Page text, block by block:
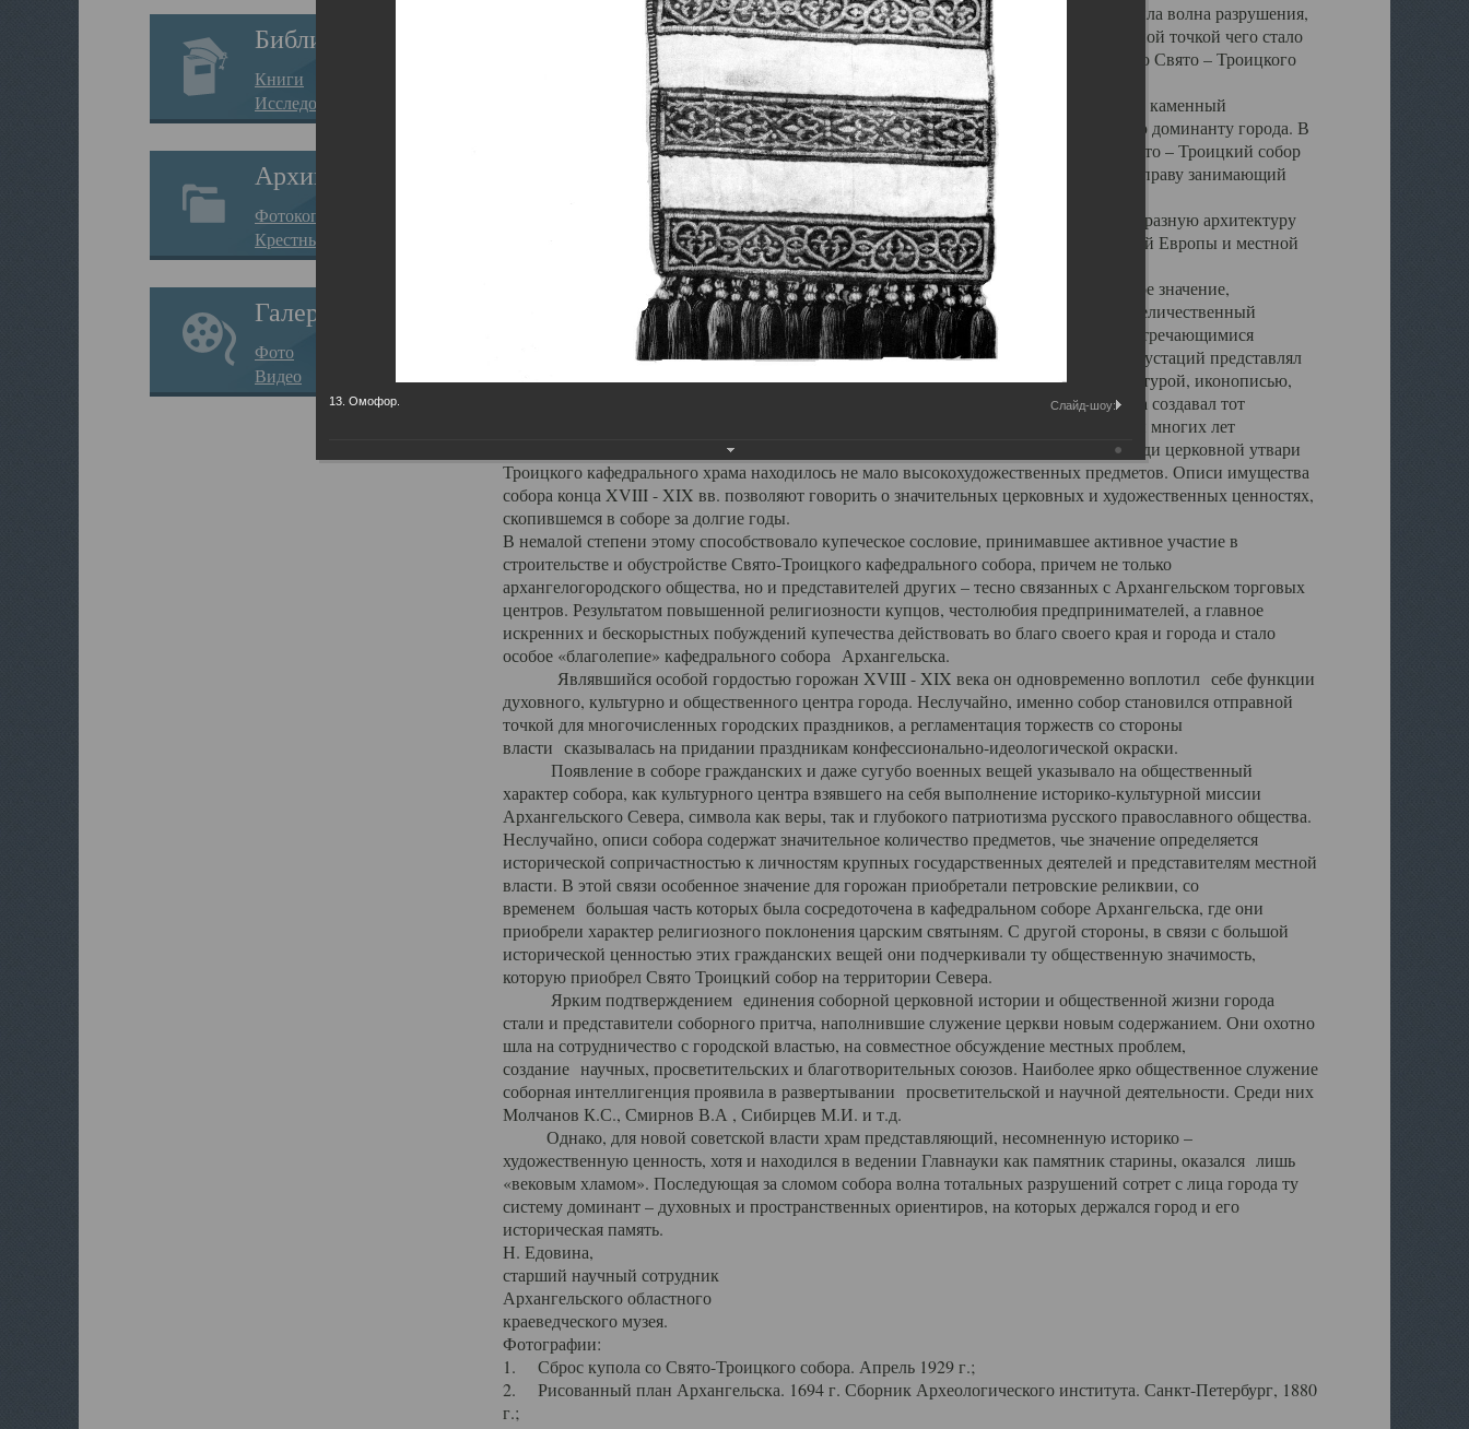
Библиотека
Книги
Исследования
Архив
Фотокопии дел
Крестные ходы
Галерея
Фото
Видео
выдающихся памятников архитектуры. Больше всего по старому Архангельску ударила волна разрушения,
вызванная борьбой с религией, набравшая особую силу в конце 20 –х годов. Отправной точкой чего стало
разрушение православного центра архангельской губернии - ансамбля кафедрального Свято – Троицкого
собора Архангельска.
Возникнув в начале XVIII века в центре Архангельска, величественный каменный
двухэтажный Троицкий собор, сразу превратился в зрительную и градостроительную доминанту города. В
XVIII веке по масштабам ему не было равных на Севере. Вплоть до разрушения Свято – Троицкий собор
оставался самым высоким и значительным из городских строений Архангельска, по праву занимающий
второе место, после гостиных дворов, в градостроительной картине Архангельска.
Один из самых больших и светлых соборов России воплотил в себе яркую и своеобразную архитектуру
портового города с отраженными в ней архитектурными течениями России, Западной Европы и местной
архангелогородской школы церковного зодчества.
Масштабность, благолепие и богатство собора, вполне оправдывали его кафедральное значение,
заслуженно выделяя из многочисленных культовых построек города. Обширный и величественный
иконостас украшенный колоннами ионического стиля, с единственными нигде не встречающимися
царскими вратами, изящным фронтоном и множеством резных, символических инкрустаций представлял
собой поистине художественную ценность. В совокупности же с живописью, скульптурой, иконописью,
шитьем, многочисленными предметами церковной утвари интерьер Троицкого храма создавал тот
неповторимый красочный ансамбль декоративного убранства собора, на протяжении многих лет
поражающий воображение своих посетителей. В соборной ризнице, библиотеке, среди церковной утвари
Троицкого кафедрального храма находилось не мало высокохудожественных предметов. Описи имущества
собора конца XVIII - XIX вв. позволяют говорить о значительных церковных и художественных ценностях,
скопившемся в соборе за долгие годы.
В немалой степени этому способствовало купеческое сословие, принимавшее активное участие в
строительстве и обустройстве Свято-Троицкого кафедрального собора, причем не только
архангелогородского общества, но и представителей других – тесно связанных с Архангельском торговых
центров. Результатом повышенной религиозности купцов, честолюбия предпринимателей, а главное
искренних и бескорыстных побуждений купечества действовать во благо своего края и города и стало
особое «благолепие» кафедрального собора Архангельска.
Являвшийся особой гордостью горожан XVIII - XIX века он одновременно воплотил себе функции
духовного, культурно и общественного центра города. Неслучайно, именно собор становился отправной
точкой для многочисленных городских праздников, а регламентация торжеств со стороны
власти сказывалась на придании праздникам конфессионально-идеологической окраски.
Появление в соборе гражданских и даже сугубо военных вещей указывало на общественный
характер собора, как культурного центра взявшего на себя выполнение историко-культурной миссии
Архангельского Севера, символа как веры, так и глубокого патриотизма русского православного общества.
Неслучайно, описи собора содержат значительное количество предметов, чье значение определяется
исторической сопричастностью к личностям крупных государственных деятелей и представителям местной
власти. В этой связи особенное значение для горожан приобретали петровские реликвии, со
временем большая часть которых была сосредоточена в кафедральном соборе Архангельска, где они
приобрели характер религиозного поклонения царским святыням. С другой стороны, в связи с большой
исторической ценностью этих гражданских вещей они подчеркивали ту общественную значимость,
которую приобрел Свято Троицкий собор на территории Севера.
Ярким подтверждением единения соборной церковной истории и общественной жизни города
стали и представители соборного притча, наполнившие служение церкви новым содержанием. Они охотно
шла на сотрудничество с городской властью, на совместное обсуждение местных проблем,
создание научных, просветительских и благотворительных союзов. Наиболее ярко общественное служение
соборная интеллигенция проявила в развертывании просветительской и научной деятельности. Среди них
Молчанов К.С., Смирнов В.А , Сибирцев М.И. и т.д.
Однако, для новой советской власти храм представляющий, несомненную историко –
художественную ценность, хотя и находился в ведении Главнауки как памятник старины, оказался лишь
«вековым хламом». Последующая за сломом собора волна тотальных разрушений сотрет с лица города ту
систему доминант – духовных и пространственных ориентиров, на которых держался город и его
историческая память.
Н. Едовина,
старший научный сотрудник
Архангельского областного
краеведческого музея.
Фотографии:
1. Сброс купола со Свято-Троицкого собора. Апрель 1929 г.;
2. Рисованный план Архангельска. 1694 г. Сборник Археологического института. Санкт-Петербург, 1880
г.;
13. Омофор. Слайд-шоу: